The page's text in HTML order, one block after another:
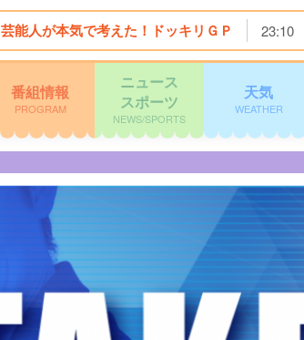
芸能人が本気で考えた！ドッキリＧＰ 23:10
番組情報
PROGRAM
ニュース
スポーツ
NEWS/SPORTS
天気
WEATHER